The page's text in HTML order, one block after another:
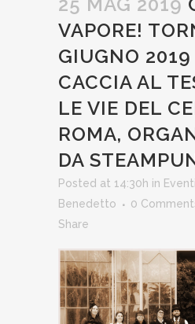
VAPORE!
GIUGNO
CACCIA AL
LE VIE DEL
ROMA,
DA
Posted at 14:30h in Eventi
Benedetto
0
Share